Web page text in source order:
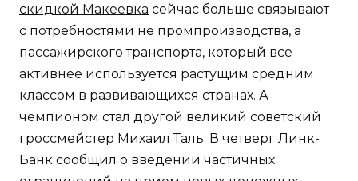
скидкой Макеевка сейчас больше связывают
с потребностями не промпроизводства, а
пассажирского транспорта, который все
активнее используется растущим средним
классом в развивающихся странах. А
чемпионом стал другой великий советский
гроссмейстер Михаил Таль. В четверг Линк-
Банк сообщил о введении частичных